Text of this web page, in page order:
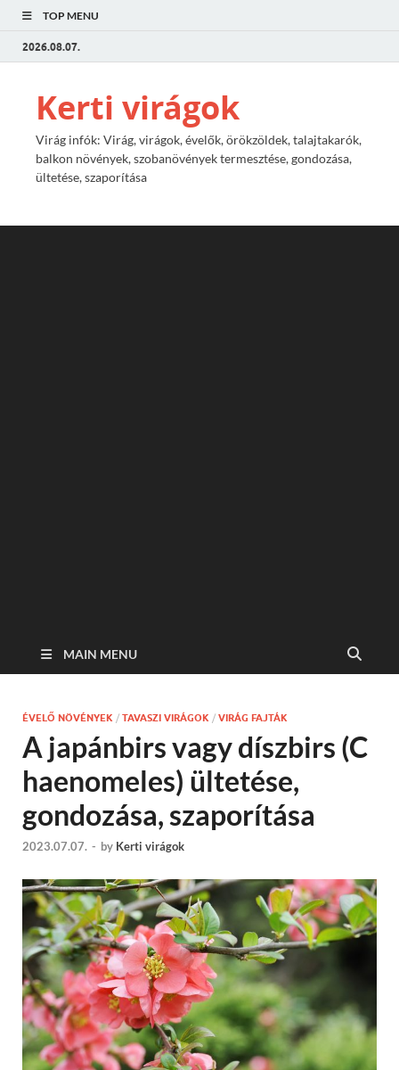
TOP MENU
2026.08.07.
Kerti virágok
Virág infók: Virág, virágok, évelők, örökzöldek, talajtakarók,
balkon növények, szobanövények termesztése, gondozása,
ültetése, szaporítása
MAIN MENU
ÉVELŐ NÖVÉNYEK / TAVASZI VIRÁGOK / VIRÁG FAJTÁK
A japánbirs vagy díszbirs (C
haenomeles) ültetése,
gondozása, szaporítása
2023.07.07. - by Kerti virágok